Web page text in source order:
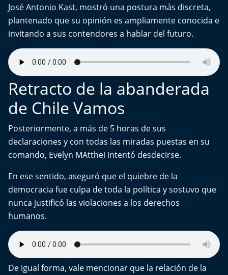
José Antonio Kast, mostró una postura más discreta,
plantenado que su opinión es ampliamente conocida e
invitando a sus contendores a hablar del futuro.
Retracto de la abanderada
de Chile Vamos
Posteriormente, a más de 5 horas de sus
declaraciones y con todas las miradas puestas en su
comando, Evelyn MAtthei intentó desdecirse.
En ese sentido, aseguró que el quiebre de la
democracia fue culpa de toda la política y sostuvo que
nunca justificó las violaciones a los derechos
humanos.
De igual forma, vale mencionar que la relación de la